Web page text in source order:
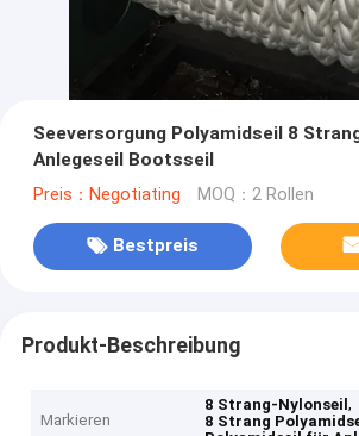
Seeversorgung Polyamidseil 8
Anlegeseil Bootsseil
Preis：Negotiating MOQ：2 Rollen
Bestpreis
Produkt-Beschreibung
Markieren
8 Strang-Nylonseil,
8 Strang